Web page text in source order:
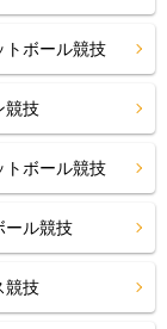
トボール競技
競技
トボール競技
ール競技
競技